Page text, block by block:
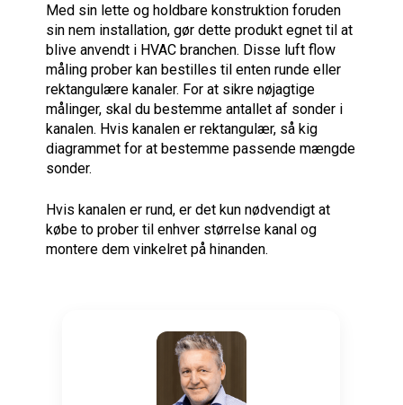
Med sin lette og holdbare konstruktion foruden
sin nem installation, gør dette produkt egnet til at
blive anvendt i HVAC branchen. Disse luft flow
måling prober kan bestilles til enten runde eller
rektangulære kanaler. For at sikre nøjagtige
målinger, skal du bestemme antallet af sonderi
kanalen. Hvis kanalen er rektangulær, såkig
diagrammet for at bestemme passende mængde
sonder.
Hvis kanalen er rund, er det kun nødvendigt at
købe to prober til enhver størrelse kanal og
montere dem vinkelret på hinanden.